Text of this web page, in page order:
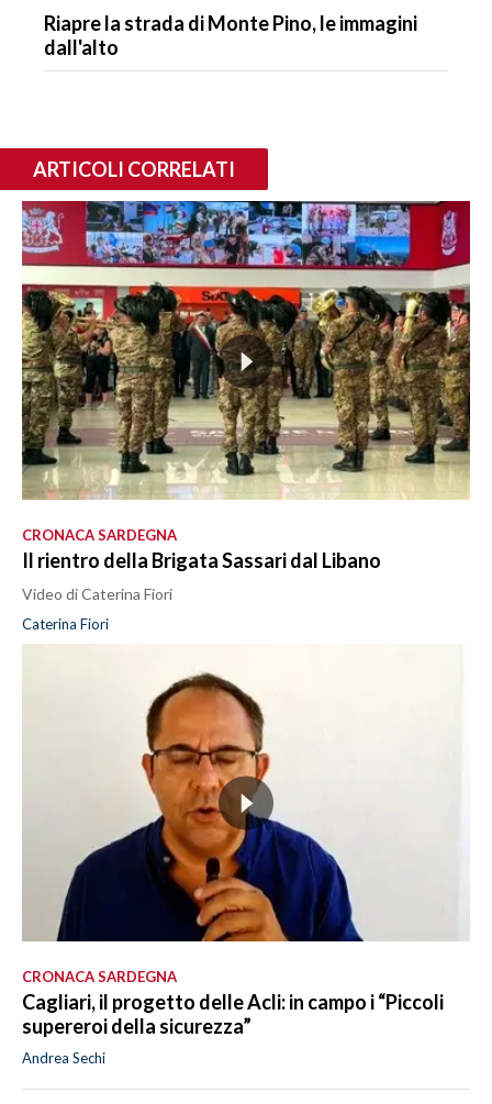
Riapre la strada di Monte Pino, le immagini
dall'alto
ARTICOLI CORRELATI
CRONACA SARDEGNA
Il rientro della Brigata Sassari dal Libano
Video di Caterina Fiori
Caterina Fiori
CRONACA SARDEGNA
Cagliari, il progetto delle Acli: in campo i “Piccoli
supereroi della sicurezza”
Andrea Sechi